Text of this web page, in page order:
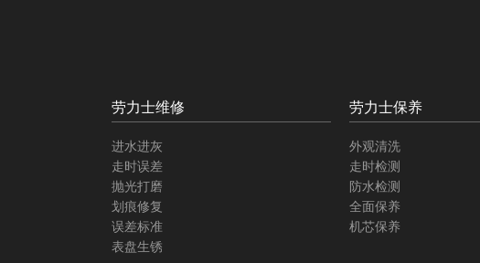
劳力士维修
进水进灰
走时误差
抛光打磨
划痕修复
误差标准
表盘生锈
劳力士保养
外观清洗
走时检测
防水检测
全面保养
机芯保养